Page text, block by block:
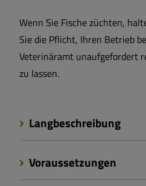
Wenn Sie Fische züchten,
Sie die Pflicht, Ihren Betrieb
Veterinäramt unaufgefordert
zu lassen.
Langbeschreibung
Voraussetzungen